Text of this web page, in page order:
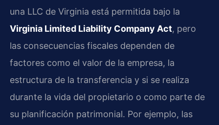
una LLC de Virginia está permitida bajo la
Virginia Limited Liability Company Act, pero
las consecuencias fiscales dependen de
factores como el valor de la empresa, la
estructura de la transferencia y si se realiza
durante la vida del propietario o como parte de
su planificación patrimonial. Por ejemplo, las